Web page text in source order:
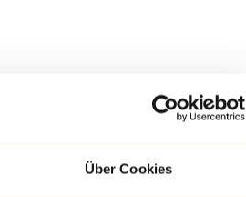
Über Cookies